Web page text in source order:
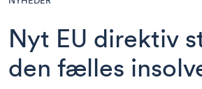
Nyt EU direktiv
den fælles